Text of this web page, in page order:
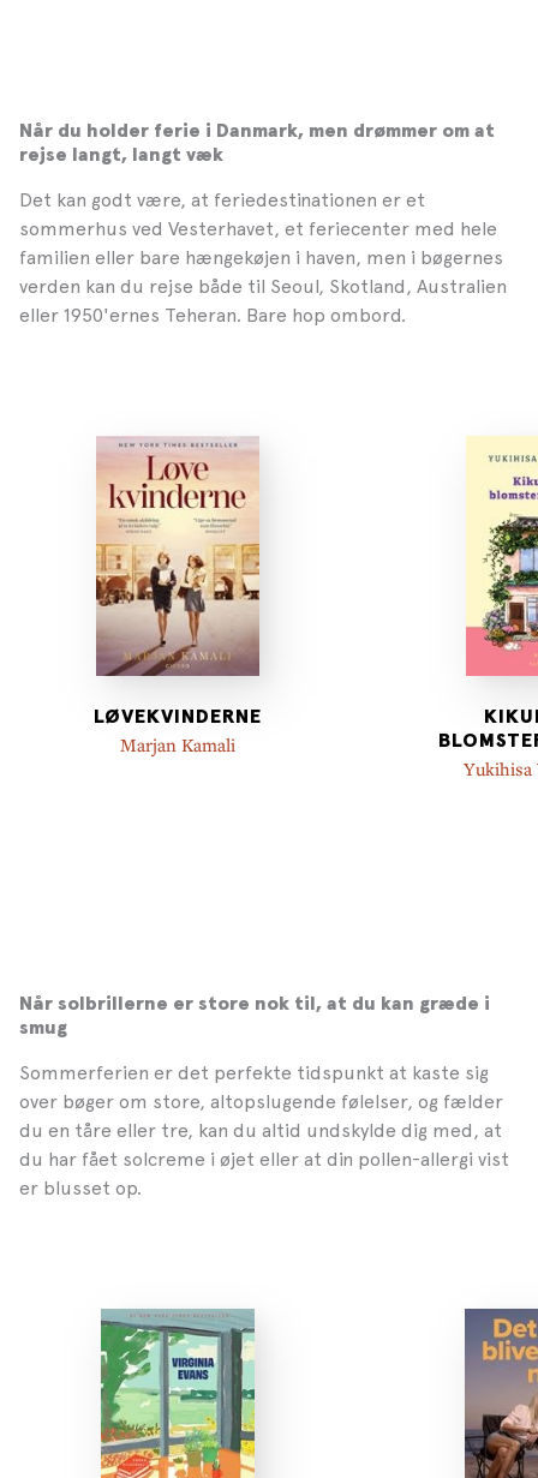
Når du holder ferie i Danmark, men drømmer om at
rejse langt, langt væk
Det kan godt være, at feriedestinationen er et
sommerhus ved Vesterhavet, et feriecenter med hele
familien eller bare hængekøjen i haven, men i bøgernes
verden kan du rejse både til Seoul, Skotland, Australien
eller 1950'ernes Teheran. Bare hop ombord.
LØVEKVINDERNE
Marjan Kamali
Yukihisa
Når solbrillerne er store nok til, at du kan græde i
smug
Sommerferien er det perfekte tidspunkt at kaste sig
over bøger om store, altopslugende følelser, og fælder
du en tåre eller tre, kan du altid undskylde dig med, at
du har fået solcreme i øjet eller at din pollen-allergi vist
er blusset op.